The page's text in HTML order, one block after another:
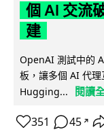
個 AI 交流
建
OpenAI 測試中的
板，讓多個 AI 代
Hugging...
閱讀
351 45 ↗